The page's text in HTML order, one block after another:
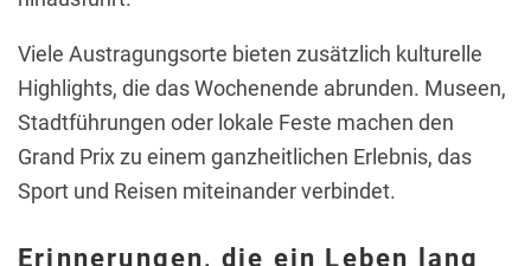
Viele Austragungsorte bieten zusätzlich kulturelle
Highlights, die das Wochenende abrunden. Museen,
Stadtführungen oder lokale Feste machen den
Grand Prix zu einem ganzheitlichen Erlebnis, das
Sport und Reisen miteinander verbindet.
Erinnerungen, die ein Leben lang